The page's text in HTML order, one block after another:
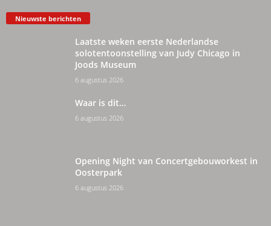
Nieuwste berichten
Laatste weken eerste Nederlandse
solotentoonstelling van Judy Chicago in
Joods Museum
6 augustus 2026
Waar is dit…
6 augustus 2026
Opening Night van Concertgebouworkest in
Oosterpark
6 augustus 2026